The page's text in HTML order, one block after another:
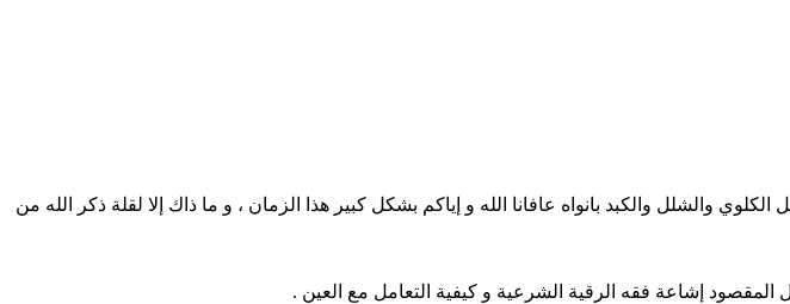
والكبد بانواه عافانا الله و إياكم بشكل كبير هذا الزمان ، و ما ذاك إلا لقلة ذكر الله من
إشاعة فقه الرقية الشرعية و كيفية التعامل مع العين .